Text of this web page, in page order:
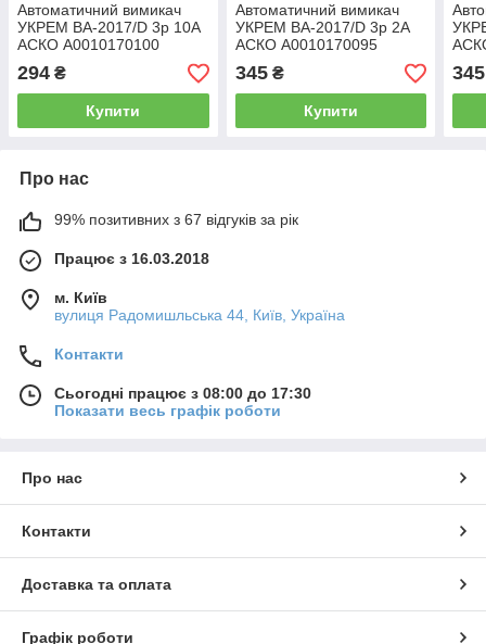
Автоматичний вимикач
УКРЕМ ВА-2017/D 3р 10А
АСКО A0010170100
294 ₴
Купити
Автоматичний вимикач
УКРЕМ ВА-2017/D 3р 2А
АСКО A0010170095
345₴
Купити
345
Про нас
99% позитивних з 67 відгуків за рік
Працює з 16.03.2018
м. Київ
вулиця Радомишльська 44, Київ, Україна
Контакти
Сьогодні працює з 08:00 до 17:30
Показати весь графік роботи
Про нас
Контакти
Доставка та оплата
Графік роботи